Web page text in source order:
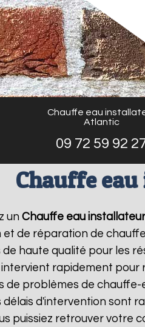
Chauffe eau
Atlantic
09 72 59 92
Chauffe
un Chauffe eau
et de réparation de
de haute qualité pour les
rapidement pour
de problèmes de chauffe-
délais d'intervention sont
puissiez retrouver votre